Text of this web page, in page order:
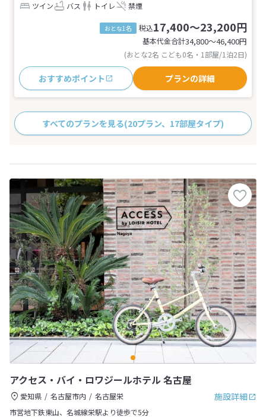
ツイン
バス トイレ 禁煙
おとな1名 税込17,400～23,200円
基本代金合計34,800〜46,400円
(おとな2名 こども0名・1部屋/1泊2日)
おすすめポイント プランの詳細
すべてのプランを見る(20プラン、17部屋タイプ)
アクセス・バイ・ロワジールホテル 名古屋
施設詳細
愛知県 名古屋市内
名古屋栄
市営地下鉄東山、名城線栄駅より徒歩で5分